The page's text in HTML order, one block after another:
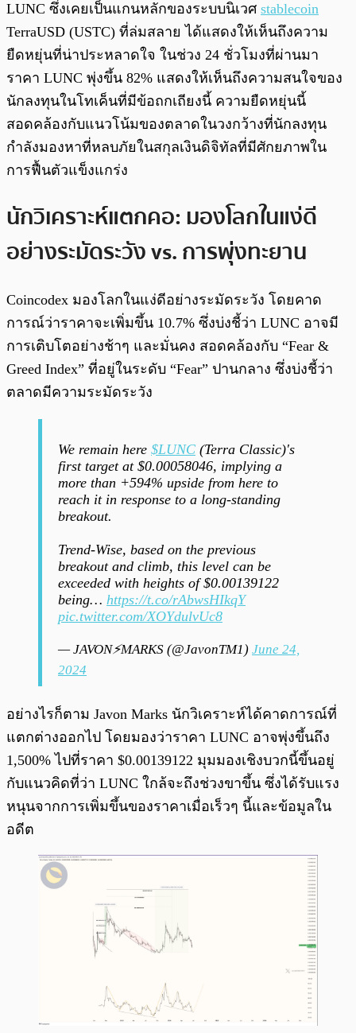
LUNC ซึ่งเคยเป็นแกนหลักของระบบนิเวศ stablecoin
TerraUSD (USTC) ที่ล่มสลาย ได้แสดงให้เห็นถึงความ
ยืดหยุ่นที่น่าประหลาดใจ ในช่วง 24 ชั่วโมงที่ผ่านมา
ราคา LUNC พุ่งขึ้น 82% แสดงให้เห็นถึงความสนใจของ
นักลงทุนในโทเค็นที่มีข้อถกเถียงนี้ ความยืดหยุ่นนี้
สอดคล้องกับแนวโน้มของตลาดในวงกว้างที่นักลงทุน
กำลังมองหาที่หลบภัยในสกุลเงินดิจิทัลที่มีศักยภาพใน
การฟื้นตัวแข็งแกร่ง
นักวิเคราะห์แตกคอ: มองโลกในแง่ดี
อย่างระมัดระวัง vs. การพุ่งทะยาน
Coincodex มองโลกในแง่ดีอย่างระมัดระวัง โดยคาด
การณ์ว่าราคาจะเพิ่มขึ้น 10.7% ซึ่งบ่งชี้ว่า LUNC อาจมี
การเติบโตอย่างช้าๆ และมั่นคง สอดคล้องกับ “Fear &
Greed Index” ที่อยู่ในระดับ “Fear” ปานกลาง ซึ่งบ่งชี้ว่า
ตลาดมีความระมัดระวัง
We remain here $LUNC (Terra Classic)'s
first target at $0.00058046, implying a
more than +594% upside from here to
reach it in response to a long-standing
breakout.
Trend-Wise, based on the previous
breakout and climb, this level can be
exceeded with heights of $0.00139122
being… https://t.co/rAbwsHIkqY
pic.twitter.com/XOYdulvUc8
— JAVON⚡️MARKS (@JavonTM1) June 24,
2024
อย่างไรก็ตาม Javon Marks นักวิเคราะห์ได้คาดการณ์ที่
แตกต่างออกไป โดยมองว่าราคา LUNC อาจพุ่งขึ้นถึง
1,500% ไปที่ราคา $0.00139122 มุมมองเชิงบวกนี้ขึ้นอยู่
กับแนวคิดที่ว่า LUNC ใกล้จะถึงช่วงขาขึ้น ซึ่งได้รับแรง
หนุนจากการเพิ่มขึ้นของราคาเมื่อเร็วๆ นี้และข้อมูลใน
อดีต